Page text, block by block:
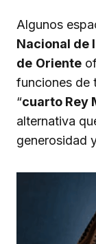
Algunos
Nacional de
de Oriente
funciones de
“cuarto Rey
alternativa
generosidad